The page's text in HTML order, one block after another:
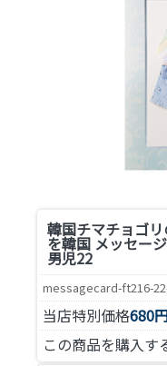
韓国チマチョゴ
を韓国 メッセー
男児22
messagecard-ft216-
当店特別価格680
この商品を購入